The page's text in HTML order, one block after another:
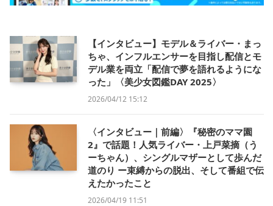
【インタビュー】モデル＆ライバー・まっ
ちゃ、インフルエンサーを目指し配信とモ
デル業を両立「配信で夢を語れるようにな
った」〈美少女図鑑DAY 2025〉
2026/04/12 15:12
〈インタビュー｜前編〉『秘密のママ園
2』で話題！人気ライバー・上戸菜摘（う
ーちゃん）、シングルマザーとして歩んだ
道のり ー束縛からの脱出、そして番組で伝
えたかったこと
2026/04/19 11:51